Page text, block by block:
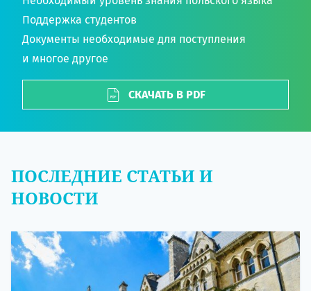
Поддержка студентов
Документы необходимые для поступления
и многое другое
СКАЧАТЬ В PDF
ПОСЛЕДНИЕ СТАТЬИ И
НОВОСТИ